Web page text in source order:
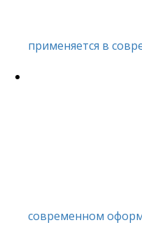
применяется в
современном